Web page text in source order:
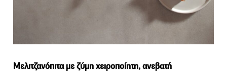
Μελιτζανόπιτα με ζύμη χειροποίητη, ανεβατή